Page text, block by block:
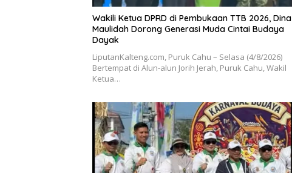
Wakili Ketua DPRD di Pembukaan TTB 2026, Dina
Maulidah Dorong Generasi Muda Cintai Budaya
Dayak
LiputanKalteng.com, Puruk Cahu – Selasa (4/8/2026)
Bertempat di Alun-alun Jorih Jerah, Puruk Cahu, Wakil
Ketua…